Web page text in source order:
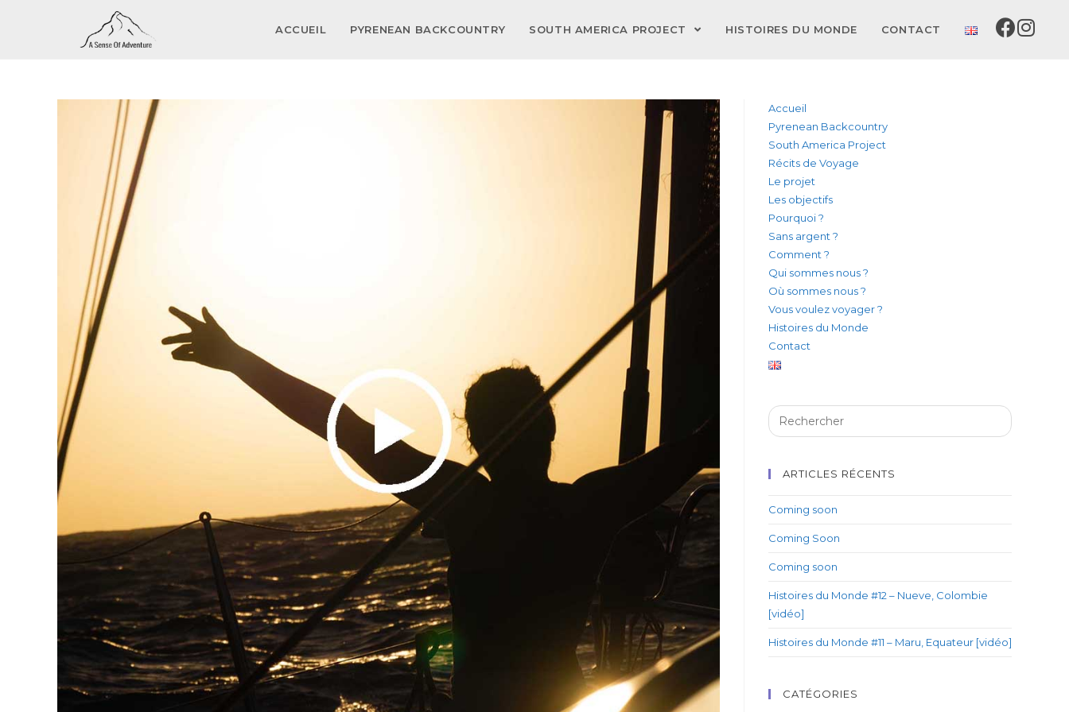
ACCUEIL PYRENEAN BACKCOUNTRY SOUTH AMERICA PROJECT HISTOIRES DU MONDE CONTACT
Accueil
Pyrenean Backcountry
South America Project
Récits de Voyage
Le projet
Les objectifs
Pourquoi ?
Sans argent ?
Comment ?
Qui sommes nous ?
Où sommes nous ?
Vous voulez voyager ?
Histoires du Monde
Contact
ARTICLES RÉCENTS
Coming soon
Coming Soon
Coming soon
Histoires du Monde #12 – Nueve, Colombie
[vidéo]
Histoires du Monde #11 – Maru, Equateur [vidéo]
CATÉGORIES